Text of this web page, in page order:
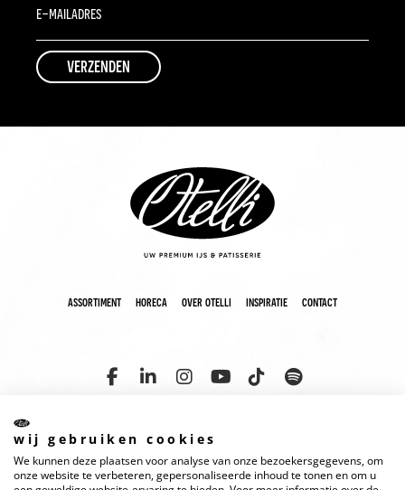
assortiment horeca over otelli inspiratie contact
copyright 2025 otelli disclaimer cookies privacyverklaring
wij gebruiken cookies
We kunnen deze plaatsen voor analyse van onze bezoekersgegevens, om
onze website te verbeteren, gepersonaliseerde inhoud te tonen en om u